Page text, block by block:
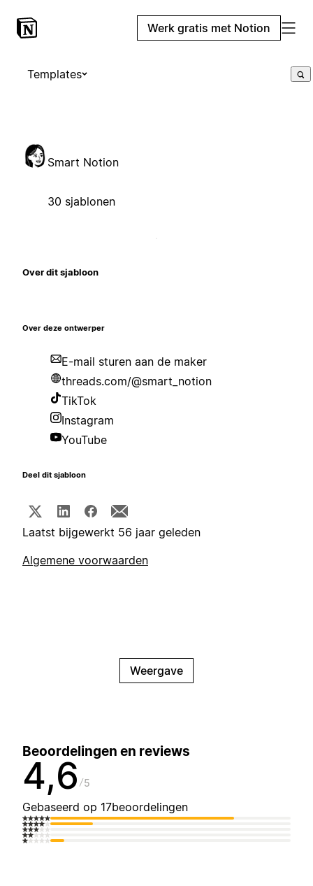
Werk gratis met Notion
Templates
Smart Notion
30 sjablonen
Over dit sjabloon
Over deze ontwerper
E-mail sturen aan de maker
threads.com/@smart_notion
TikTok
Instagram
YouTube
Deel dit sjabloon
Laatst bijgewerkt 56 jaar geleden
Algemene voorwaarden
Weergave
Beoordelingen en reviews
4,6 5
Gebaseerd op 17beoordelingen